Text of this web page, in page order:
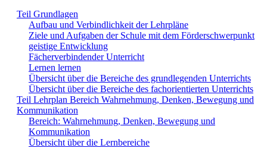
Teil Grundlagen
Aufbau und Verbindlichkeit der Lehrpläne
Ziele und Aufgaben der Schule mit dem Förderschwerpunkt
geistige Entwicklung
Fächerverbindender Unterricht
Lernen lernen
Übersicht über die Bereiche des grundlegenden Unterrichts
Übersicht über die Bereiche des fachorientierten Unterrichts
Teil Lehrplan Bereich Wahrnehmung, Denken, Bewegung und
Kommunikation
Bereich: Wahrnehmung, Denken, Bewegung und
Kommunikation
Übersicht über die Lernbereiche